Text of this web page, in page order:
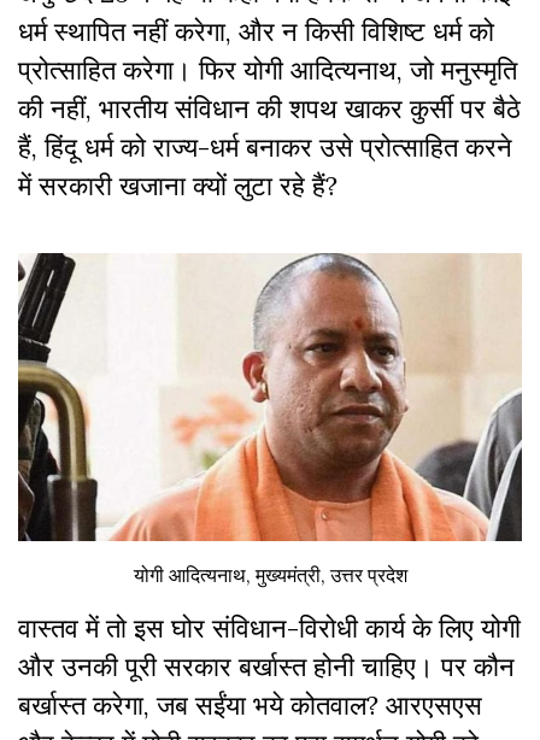
धर्म स्थापित नहीं करेगा, और न किसी विशिष्ट धर्म को
प्रोत्साहित करेगा। फिर योगी आदित्यनाथ, जो मनुस्मृति
की नहीं, भारतीय संविधान की शपथ खाकर कुर्सी पर बैठे
हैं, हिंदू धर्म को राज्य-धर्म बनाकर उसे प्रोत्साहित करने
में सरकारी खजाना क्यों लुटा रहे हैं?
योगी आदित्यनाथ, मुख्यमंत्री, उत्तर प्रदेश
वास्तव में तो इस घोर संविधान-विरोधी कार्य के लिए योगी
और उनकी पूरी सरकार बर्खास्त होनी चाहिए। पर कौन
बर्खास्त करेगा, जब सईंया भये कोतवाल? आरएसएस